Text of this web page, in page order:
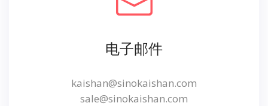
电子邮件
kaishan@sinokaishan.com
sale@sinokaishan.com